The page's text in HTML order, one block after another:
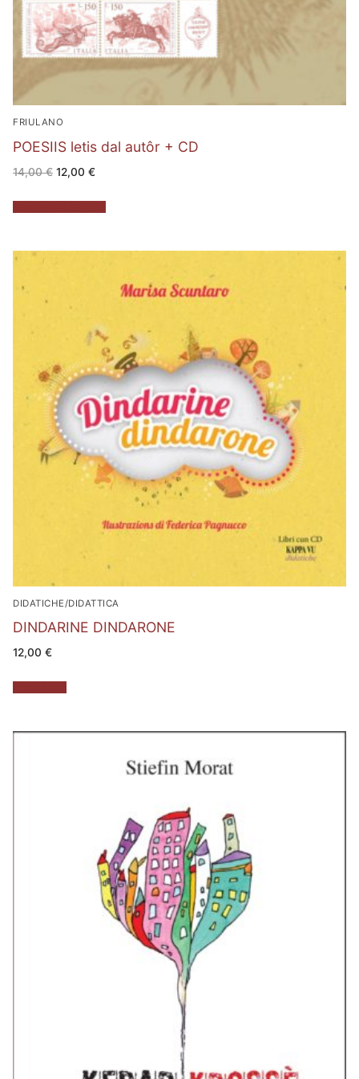
FRIULANO
POESIIS letis dal autôr + CD
14,00€ Il
prezzo
era:
14,00 €.
12,00 €Il
è:
12,00 €.
DIDATICHE/DIDATTICA
DINDARINE DINDARONE
12,00 €